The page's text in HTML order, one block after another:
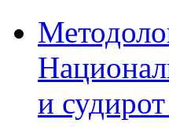
и